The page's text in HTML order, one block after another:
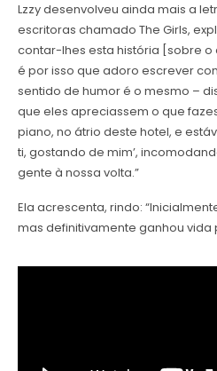
Lzzy desenvolveu ainda mais a
escritoras chamado The Girls,
contar-lhes esta história [sobre
é por isso que adoro escrever
sentido de humor é o mesmo –
que eles apreciassem o que
piano, no átrio deste hotel, e
ti, gostando de mim’,
gente à nossa volta.”
Ela acrescenta, rindo:
mas definitivamente ganhou vida